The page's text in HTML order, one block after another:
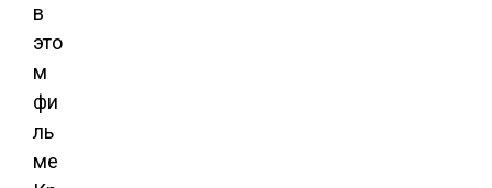
в
это
м
фи
ль
ме